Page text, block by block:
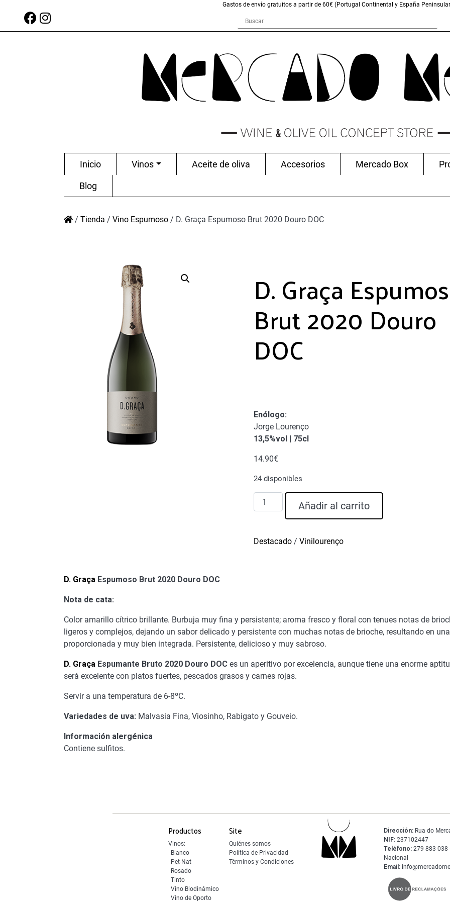
Gastos de envío gratuitos a partir de 60€ (Portugal Continental y España
Inicio Vinos Aceite de oliva Accesorios Mercado Box
Blog
/ Tienda / Vino Espumoso / D. Graça Espumoso Brut 2020 Douro DOC
D. Graça
Brut 2020 Douro
DOC
Enólogo:
Jorge Lourenço
13,5%vol | 75cl
14.90€
24 disponibles
Graça
Espumoso
2020
Añadir al carrito
Destacado/ Vinilourenço
D. Graça Espumoso Brut 2020 Douro DOC
Nota de cata:
Color amarillo cítrico brillante. Burbuja muy fina y persistente; aroma fresco y floral con tenues notas de
ligeros y complejos, dejando un sabor delicado y persistente con muchas notas de brioche, resultando en
proporcionada y muy bien integrada. Persistente, delicioso y muy sabroso.
D. Graça Espumante Bruto 2020 Douro DOC es un aperitivo por excelencia, aunque tiene una enorme
será excelente con platos fuertes, pescados grasos y carnes rojas.
Servir a una temperatura de 6-8ºC.
Variedades de uva: Malvasia Fina, Viosinho, Rabigato y Gouveio.
Información alergénica
Contiene sulfitos.
Productos
Vinos:
Blanco
Pet-Nat
Rosado
Tinto
Vino Biodinámico
Vino de Oporto
Site
Quiénes somos
Política de Privacidad
Términos y Condiciones
Dirección:Rua do
NIF:237102447
Teléfono:279 883 038
Nacional
Email: